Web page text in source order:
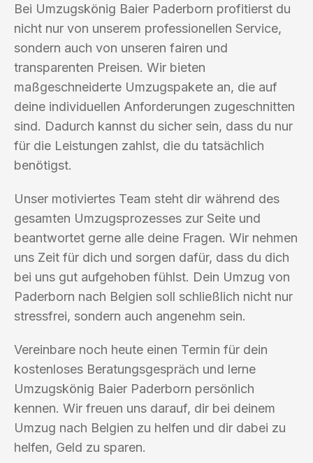
Bei Umzugskönig Baier Paderborn profitierst du
nicht nur von unserem professionellen Service,
sondern auch von unseren fairen und
transparenten Preisen. Wir bieten
maßgeschneiderte Umzugspakete an, die auf
deine individuellen Anforderungen zugeschnitten
sind. Dadurch kannst du sicher sein, dass du nur
für die Leistungen zahlst, die du tatsächlich
benötigst.
Unser motiviertes Team steht dir während des
gesamten Umzugsprozesses zur Seite und
beantwortet gerne alle deine Fragen. Wir nehmen
uns Zeit für dich und sorgen dafür, dass du dich
bei uns gut aufgehoben fühlst. Dein Umzug von
Paderborn nach Belgien soll schließlich nicht nur
stressfrei, sondern auch angenehm sein.
Vereinbare noch heute einen Termin für dein
kostenloses Beratungsgespräch und lerne
Umzugskönig Baier Paderborn persönlich
kennen. Wir freuen uns darauf, dir bei deinem
Umzug nach Belgien zu helfen und dir dabei zu
helfen, Geld zu sparen.